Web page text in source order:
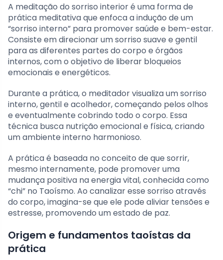
A meditação do sorriso interior é uma forma de
prática meditativa que enfoca a indução de um
“sorriso interno” para promover saúde e bem-estar.
Consiste em direcionar um sorriso suave e gentil
para as diferentes partes do corpo e órgãos
internos, com o objetivo de liberar bloqueios
emocionais e energéticos.
Durante a prática, o meditador visualiza um sorriso
interno, gentil e acolhedor, começando pelos olhos
e eventualmente cobrindo todo o corpo. Essa
técnica busca nutrição emocional e física, criando
um ambiente interno harmonioso.
A prática é baseada no conceito de que sorrir,
mesmo internamente, pode promover uma
mudança positiva na energia vital, conhecida como
“chi” no Taoísmo. Ao canalizar esse sorriso através
do corpo, imagina-se que ele pode aliviar tensões e
estresse, promovendo um estado de paz.
Origem e fundamentos taoístas da
prática